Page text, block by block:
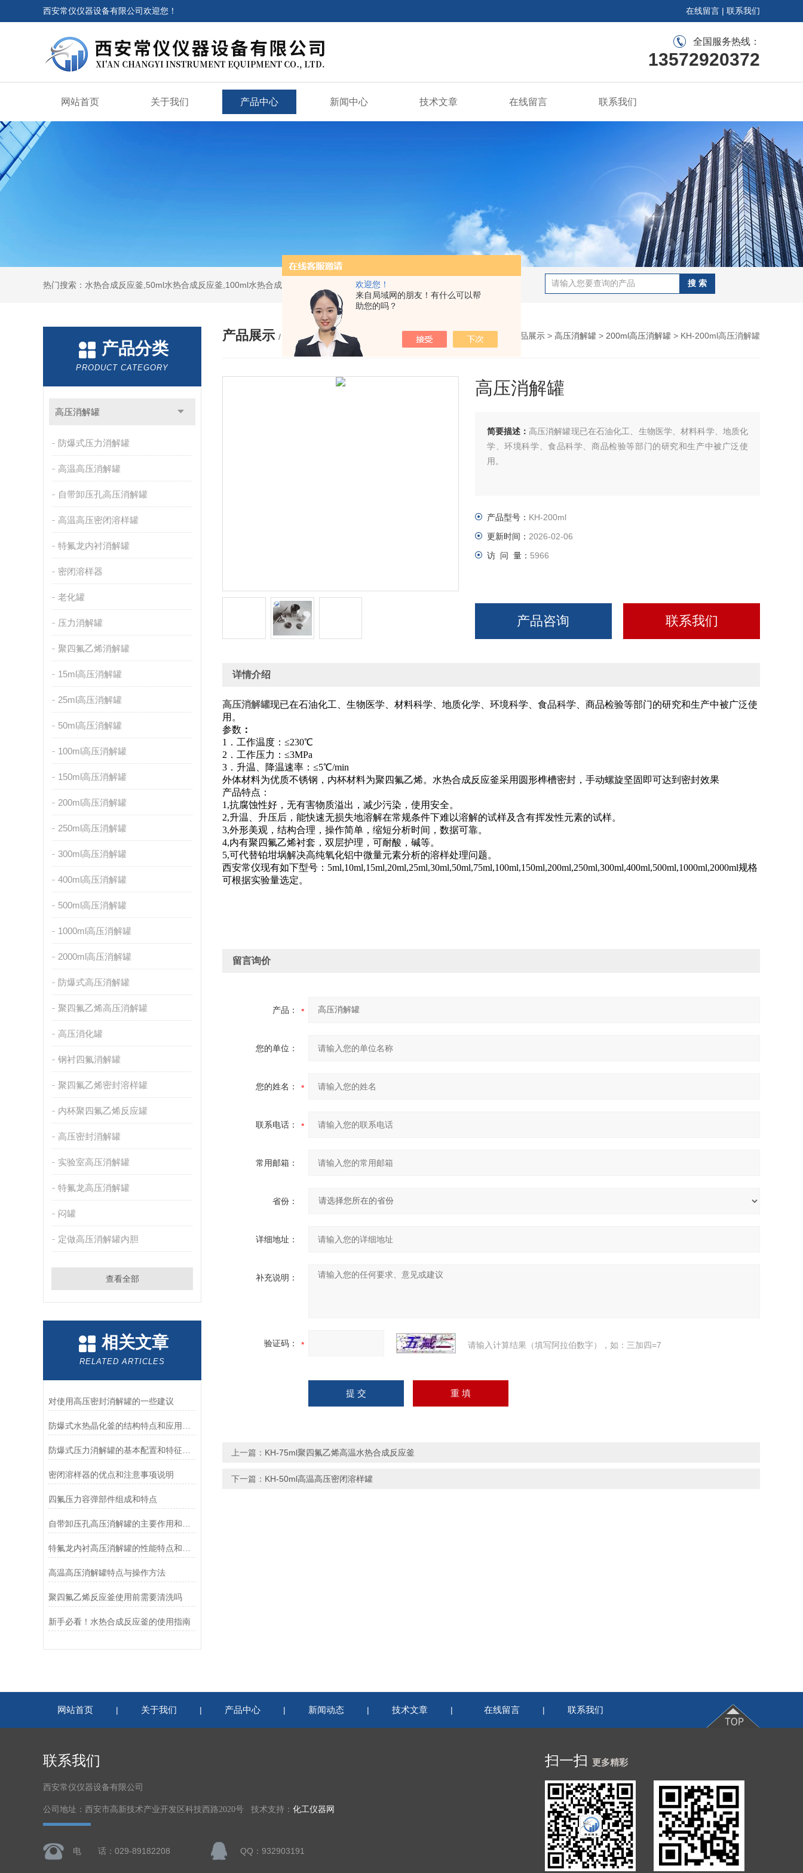
欢迎您！
来自局域网的朋友！有什么可以帮
助您的吗？
西安常仪仪器设备有限公司欢迎您！ 在线留言 | 联系我们
全国服务热线：
13572920372
网站首页 关于我们 产品中心 新闻中心 技术文章 在线留言 联系我们
热门搜索：水热合成反应釜,50ml水热合成反应釜,100ml水热合成反应釜,聚四氟乙烯水热合成反应釜,高压消解罐
产品分类
PRODUCT CATEGORY
高压消解罐
防爆式压力消解罐
高温高压消解罐
自带卸压孔高压消解罐
高温高压密闭溶样罐
特氟龙内衬消解罐
密闭溶样器
老化罐
压力消解罐
聚四氟乙烯消解罐
15ml高压消解罐
25ml高压消解罐
50ml高压消解罐
100ml高压消解罐
150ml高压消解罐
200ml高压消解罐
250ml高压消解罐
300ml高压消解罐
400ml高压消解罐
500ml高压消解罐
1000ml高压消解罐
2000ml高压消解罐
防爆式高压消解罐
聚四氟乙烯高压消解罐
高压消化罐
钢衬四氟消解罐
聚四氟乙烯密封溶样罐
内杯聚四氟乙烯反应罐
高压密封消解罐
实验室高压消解罐
特氟龙高压消解罐
闷罐
定做高压消解罐内胆
查看全部
相关文章
RELATED ARTICLES
对使用高压密封消解罐的一些建议
密闭溶样器的优点和注意事项说明
四氟压力容弹部件组成和特点
高温高压消解罐特点与操作方法
聚四氟乙烯反应釜使用前需要清洗吗
新手必看！水热合成反应釜的使用指南
产品展示 / PRODUCTS 您的位置：网站首页 产品展示 > 高压消解罐 > 200ml高压消解罐 > KH-200ml高压消解罐
高压消解罐
简要描述： 高压消解罐现已在石油化工、生物医学、材料科学、地质化
学、环境科学、食品科学、商品检验等部门的研究和生产中被广泛使
用。
产品型号： KH-200ml
更新时间： 2026-02-06
访 问 量： 5966
产品咨询 联系我们
详情介绍
高压消解罐现已在石油化工、生物医学、材料科学、地质化学、环境科学、食品科学、商品检验等部门的研究和生产中被广泛使
用 。
参数 ：
1．工作温度：≤230℃
2．工作压力：≤3MPa
3．升温、降温速率：≤5℃/min
外体材料为优质不锈钢，内杯材料为聚四氟乙烯。水热合成反应釜采用圆形榫槽密封，手动螺旋坚固即可达到密封效果
产品特点：
1,抗腐蚀性好，无有害物质溢出，减少污染，使用安全。
2,升温、升压后，能快速无损失地溶解在常规条件下难以溶解的试样及含有挥发性元素的试样。
3,外形美观，结构合理，操作简单，缩短分析时间，数据可靠。
4,内有聚四氟乙烯衬套，双层护理，可耐酸，碱等。
5,可代替铂坩埚解决高纯氧化铝中微量元素分析的溶样处理问题。
西安常仪现有如下型号：5ml,10ml,15ml,20ml,25ml,30ml,50ml,75ml,100ml,150ml,200ml,250ml,300ml,400ml,500ml,1000ml,2000ml规格
可根据实验量选定。
留言询价
产品：
您的单位：
您的姓名：
联系电话：
常用邮箱：
省份：
详细地址：
补充说明：
验证码： 请输入计算结果（填写阿拉伯数字），如：三加四=7
上一篇： KH-75ml聚四氟乙烯高温水热合成反应釜
下一篇： KH-50ml高温高压密闭溶样罐
网站首页 | 关于我们 | 产品中心 | 新闻动态 | 技术文章 | 在线留言 | 联系我们
联系我们
西安常仪仪器设备有限公司
公司地址：西安市高新技术产业开发区科技西路2020号 技术支持： 化工仪器网
电 话：029-89182208 QQ：932903191
扫一扫 更多精彩